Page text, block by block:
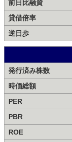
前日比融資
貸借倍率
逆日歩
発行済み株数
時価総額
PER
PBR
ROE